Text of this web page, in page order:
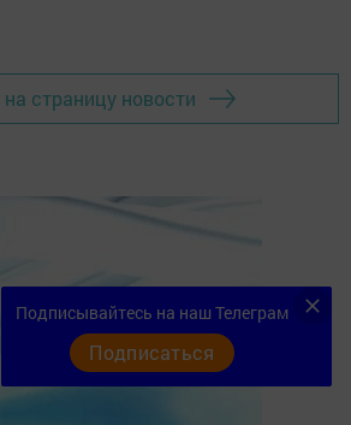
страницу новости
Подписывайтесь на наш Телеграм
Подписаться